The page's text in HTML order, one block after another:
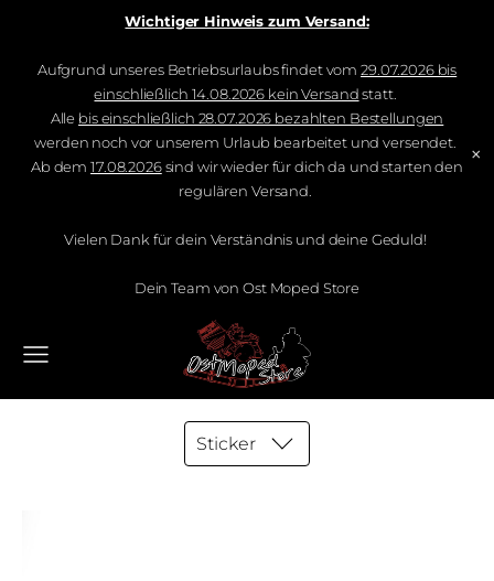
Wichtiger Hinweis zum Versand:
Aufgrund unseres Betriebsurlaubs findet vom29.07.2026 bis
einschließlich 14.08.2026 kein Versandstatt.
Alle bis einschließlich 28.07.2026 bezahlten Bestellungen
werden noch vor unserem Urlaub bearbeitet und versendet.
Ab dem17.08.2026sind wir wieder für dich da und starten den
regulären Versand.
Vielen Dank für dein Verständnis und deine Geduld!
Dein Team von Ost Moped Store
×
Sticker